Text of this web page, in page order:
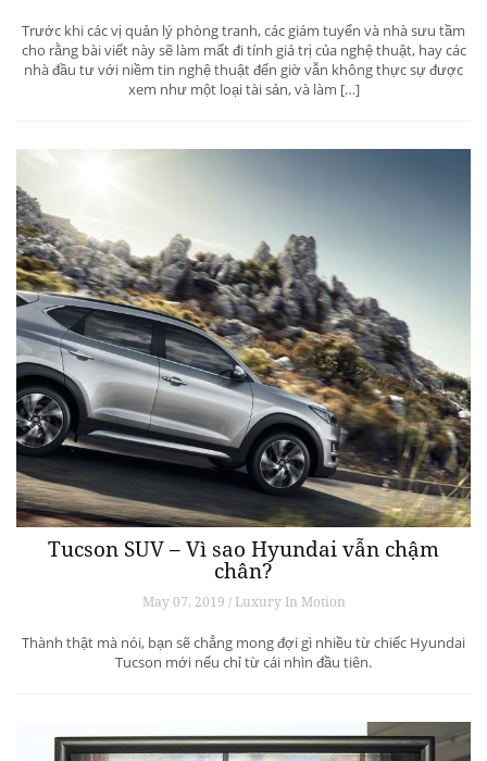
Trước khi các vị quản lý phòng tranh, các giám tuyển và nhà sưu tầm
cho rằng bài viết này sẽ làm mất đi tính giá trị của nghệ thuật, hay các
nhà đầu tư với niềm tin nghệ thuật đến giờ vẫn không thực sự được
xem như một loại tài sản, và làm […]
Tucson SUV – Vì sao Hyundai vẫn chậm
chân?
May 07, 2019 / Luxury In Motion
Thành thật mà nói, bạn sẽ chẳng mong đợi gì nhiều từ chiếc Hyundai
Tucson mới nếu chỉ từ cái nhìn đầu tiên.